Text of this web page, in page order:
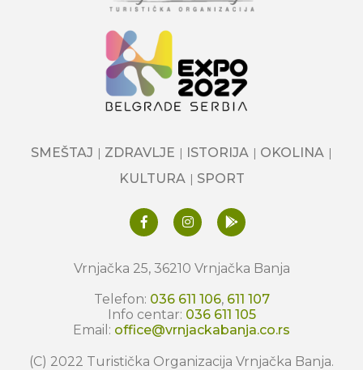
SMEŠTAJ ZDRAVLJE ISTORIJA
OKOLINA
KULTURA
SPORT
Vrnjačka 25, 36210 Vrnjačka Banja
Telefon: 036 611 106, 611 107
Info centar: 036 611 105
Email: office@vrnjackabanja.co.rs
(C) 2022 Turistička Organizacija Vrnjačka Banja.